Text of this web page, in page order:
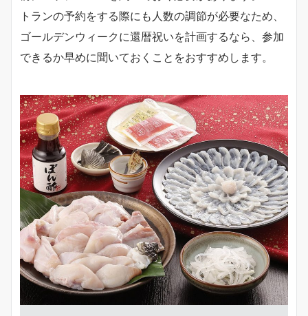
トランの予約をする際にも人数の調節が必要なため、
ゴールデンウィークに還暦祝いを計画するなら、参加
できるか早めに聞いておくことをおすすめします。